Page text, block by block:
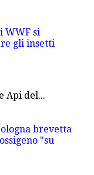
Api del...